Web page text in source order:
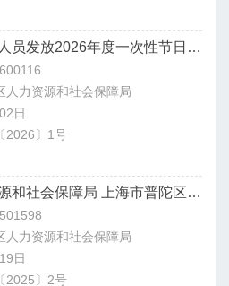
关于对本区征地养老人员发放2026年度一次性节日补助费的通知
人力资源和社会保障局
日
2026〕1号
上海市普陀区人力资源和社会保障局 上海市普陀区财政局关于2025年调整本区征地养老人员生活费发放标准的通知
人力资源和社会保障局
日
2025〕2号